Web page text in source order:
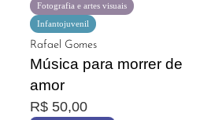
Fotografia e artes visuais
Infantojuvenil
Rafael Gomes
Música para morrer de
amor
R$ 50,00